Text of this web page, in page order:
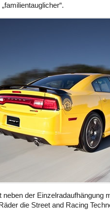
der Einzelradaufhängung
die Street and Racing